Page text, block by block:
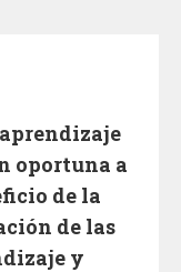
oportuna a
de la
de las
y